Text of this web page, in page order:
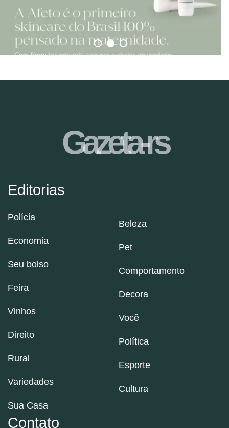
Editorias
Polícia
Economia
Seu bolso
Feira
Vinhos
Direito
Rural
Variedades
Sua Casa
Beleza
Pet
Comportamento
Decora
Você
Política
Esporte
Cultura
Contato
Gazeta-rs